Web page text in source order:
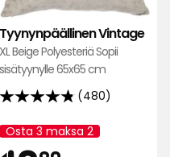
Tyynynpäällinen Vintage
XL Beige Polyesteriä Sopii
sisätyynylle 65x65 cm
(480)
4.8
tähteä
5:stä,
Kampanjan
nimi:
Osta 3 maksa 2